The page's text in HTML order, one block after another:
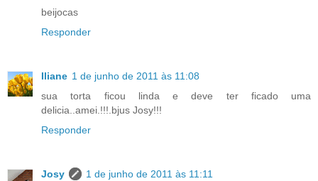
beijocas
Responder
Iliane 1 de junho de 2011 às 11:08
sua torta ficou linda e deve ter ficado uma
delicia..amei.!!!.bjus Josy!!!
Responder
Josy
1 de junho de 2011 às 11:11